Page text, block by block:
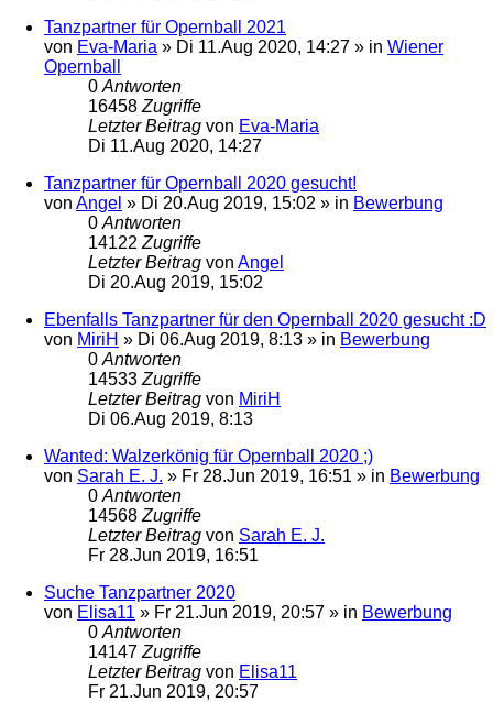
Tanzpartner für Opernball 2021
von Eva-Maria » Di 11.Aug 2020, 14:27 » in Wiener
Opernball
0 Antworten
16458 Zugriffe
Letzter Beitrag von Eva-Maria
Di 11.Aug 2020, 14:27
Tanzpartner für Opernball 2020 gesucht!
von Angel » Di 20.Aug 2019, 15:02 » in Bewerbung
0 Antworten
14122 Zugriffe
Letzter Beitrag von Angel
Di 20.Aug 2019, 15:02
Ebenfalls Tanzpartner für den Opernball 2020 gesucht :D
von MiriH » Di 06.Aug 2019, 8:13 » in Bewerbung
0 Antworten
14533 Zugriffe
Letzter Beitrag von MiriH
Di 06.Aug 2019, 8:13
Wanted: Walzerkönig für Opernball 2020 ;)
von Sarah E. J. » Fr 28.Jun 2019, 16:51 » in Bewerbung
0 Antworten
14568 Zugriffe
Letzter Beitrag von Sarah E. J.
Fr 28.Jun 2019, 16:51
Suche Tanzpartner 2020
von Elisa11 » Fr 21.Jun 2019, 20:57 » in Bewerbung
0 Antworten
14147 Zugriffe
Letzter Beitrag von Elisa11
Fr 21.Jun 2019, 20:57